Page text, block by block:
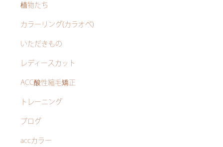
植物たち
カラーリング(カラオペ)
いただきもの
レディースカット
ACC酸性縮毛矯正
トレーニング
ブログ
accカラー